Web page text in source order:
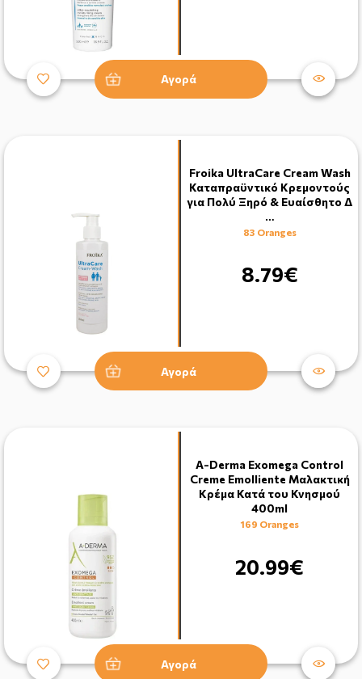
Αγορά
Froika UltraCare Cream Wash
Καταπραϋντικό Κρεμοντούς
για Πολύ Ξηρό & Ευαίσθητο Δ
…
83 Oranges
8.79€
Αγορά
A-Derma Exomega Control
Creme Emolliente Μαλακτική
Κρέμα Κατά του Κνησμού
400ml
169 Oranges
20.99€
Αγορά